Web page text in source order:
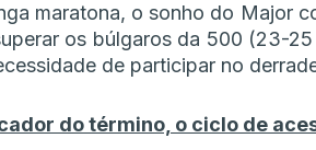
maratona, o sonho do Major
os búlgaros da 500 (23-
de participar no
do término, o ciclo de